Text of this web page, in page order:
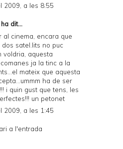
2009, a les 8:55
dit...
al cinema, encara que
satel.lits no puc
voldria, aquesta
ja la tinc a la
mateix que aquesta
ha de ser
i quin gust que tens, les
un petonet
2009, a les 1:45
a l'entrada